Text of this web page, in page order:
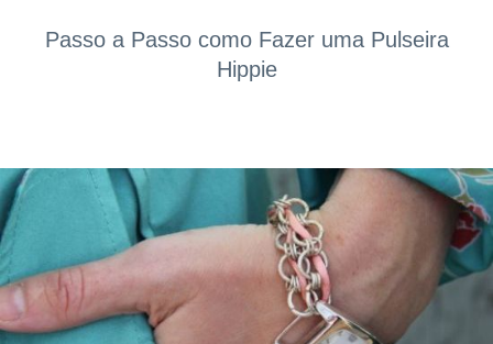
Passo a Passo como Fazer uma Pulseira
Hippie